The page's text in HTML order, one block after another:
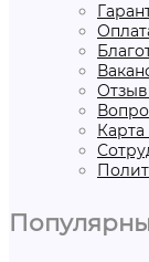
Карта